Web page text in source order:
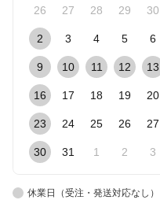
26 27 28 29 30
2 3 4 5 6
9 10 11 12 13
16 17 18 19 20
23 24 25 26 27
30 31 1 2 3
休業日（受注・発送対応なし）